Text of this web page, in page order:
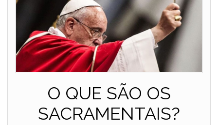
O QUE SÃO OS
SACRAMENTAIS?